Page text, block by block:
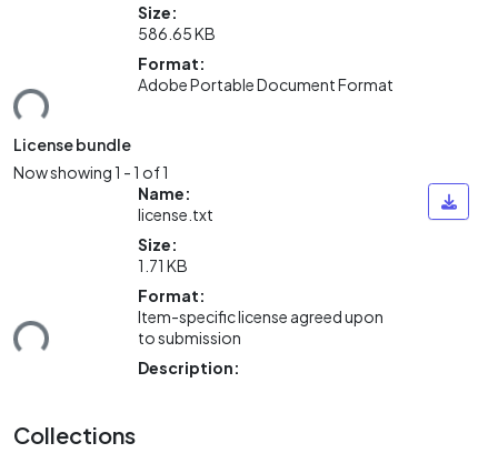
Size:
586.65 KB
Format:
Adobe Portable Document Format
License bundle
Now showing1 - 1 of 1
Name:
license.txt
Size:
1.71 KB
Format:
Item-specific license agreed upon
to submission
Description:
Collections